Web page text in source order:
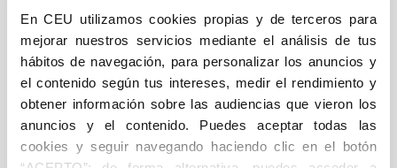
En CEU utilizamos cookies propias y de terceros para
mejorar nuestros servicios mediante el análisis de tus
hábitos de navegación, para personalizar los anuncios y
el contenido según tus intereses, medir el rendimiento y
obtener información sobre las audiencias que vieron los
anuncios y el contenido. Puedes aceptar todas las
cookies y seguir navegando haciendo clic en el botón
març de 2026. La
estructura
cristológica de la
torre Jesucristo
de la Sagrada
Familia.
Festividades de
Descargar
La tasa de basuras